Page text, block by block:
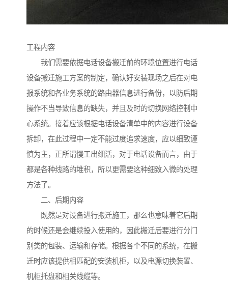
工程内容
我们需要依据电话设备搬迁前的环境位置进行电话
设备搬迁施工方案的制定，确认好安装现场之后在对电
报系统和各业务系统的路由器信息进行备份，以防后期
操作不当导致信息的缺失，并且及时的切换网络控制中
心系统。接着应该根据电话设备清单中的内容进行设备
拆卸，在此过程中一定不能过度追求速度，应以细致谨
慎为主，正所谓慢工出细活，对于电话设备而言，由于
都是各种线路的堆积，所以更需要这种细致入微的处理
方法了。
二、后期内容
既然是对设备进行搬迁施工，那么也意味着它后期
的时候还是会继续投入使用的，因此搬迁后要进行分门
别类的包装、运输和存储。根据各个不同的系统，在搬
迁时应该提供相匹配的安装机柜，以及电源切换装置、
机柜托盘和相关线缆等。